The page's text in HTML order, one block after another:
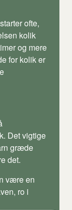
ofte,
kolik
og mere
for kolik er
Det vigtige
græde
det.
være en
ro i